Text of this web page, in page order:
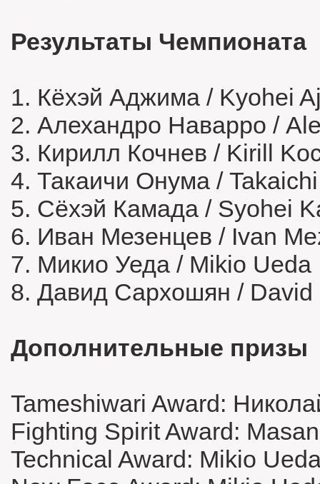
Результаты Чемпионата
1. Кёхэй Аджима / Kyohei
2. Алехандро Наварро /
3. Кирилл Кочнев / Kirill
4. Такаичи Онума /
5. Сёхэй Камада / Syohei
6. Иван Мезенцев / Ivan
7. Микио Уеда / Mikio Ueda
8. Давид Сархошян / David
Дополнительные призы
Tameshiwari Award:
Fighting Spirit Award:
Technical Award: Mikio